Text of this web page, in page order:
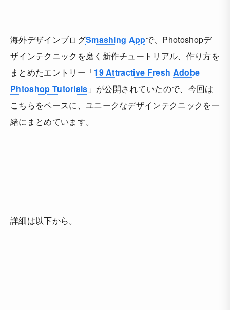
海外デザインブログSmashing Appで、Photoshopデ
ザインテクニックを磨く新作チュートリアル、作り方を
まとめたエントリー「19 Attractive Fresh Adobe
Phtoshop Tutorials 」が公開されていたので、今回は
こちらをベースに、ユニークなデザインテクニックを一
緒にまとめています。
詳細は以下から。